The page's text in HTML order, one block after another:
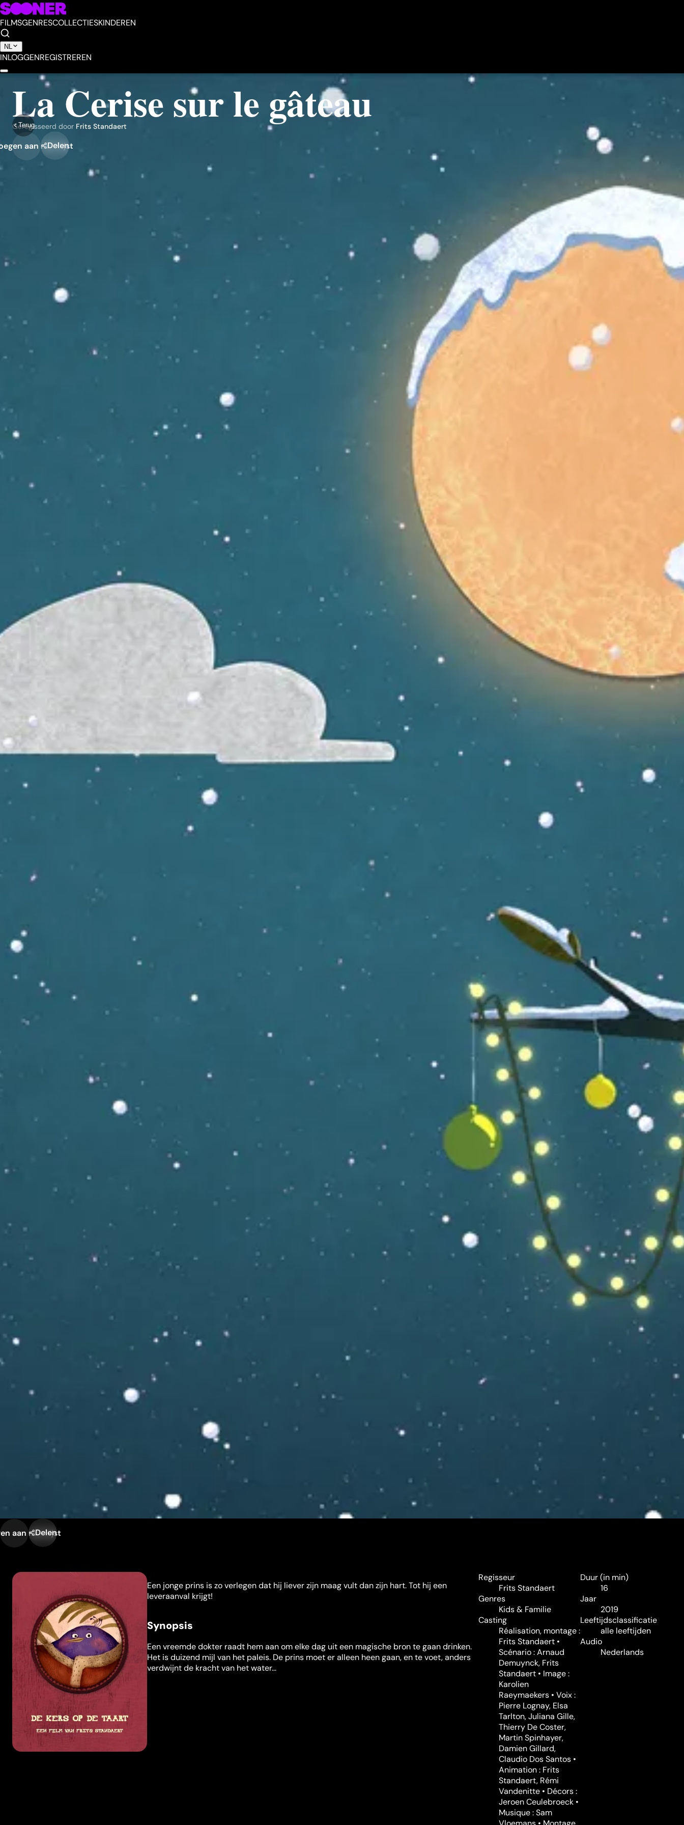
FILMSGENRESCOLLECTIESKINDEREN
NL
INLOGGENREGISTREREN
Terug
La Cerise sur le gâteau
Geregisseerd door Frits Standaert
aan mijn lijst
Delen
aan mijn lijst
Delen
Een jonge prins is zo verlegen dat hij liever zijn maag vult dan zijn hart. Tot hij een
leveraanval krijgt!
Synopsis
Een vreemde dokter raadt hem aan om elke dag uit een magische bron te gaan drinken.
Het is duizend mijl van het paleis. De prins moet er alleen heen gaan, en te voet, anders
verdwijnt de kracht van het water...
Regisseur
Frits Standaert
Genres
Kids & Familie
Casting
Réalisation, montage :
Frits Standaert •
Scénario : Arnaud
Demuynck, Frits
Standaert • Image :
Karolien
Raeymaekers • Voix :
Pierre Lognay, Elsa
Tarlton, Juliana Gille,
Thierry De Coster,
Martin Spinhayer,
Damien Gillard,
Claudio Dos Santos •
Animation : Frits
Standaert, Rémi
Vandenitte • Décors :
Jeroen Ceulebroeck •
Musique : Sam
Duur (in min)
16
Jaar
2019
Leeftijdsclassificatie
alle leeftijden
Audio
Nederlands